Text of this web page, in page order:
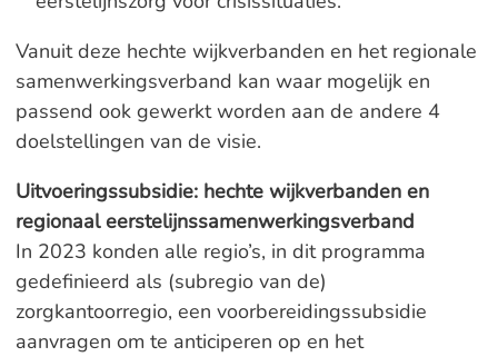
Vanuit deze hechte wijkverbanden en het regionale
samenwerkingsverband kan waar mogelijk en
passend ook gewerkt worden aan de andere 4
doelstellingen van de visie.
Uitvoeringssubsidie: hechte wijkverbanden en
regionaal eerstelijnssamenwerkingsverband
In 2023 konden alle regio’s, in dit programma
gedefinieerd als (subregio van de)
zorgkantoorregio, een voorbereidingssubsidie
aanvragen om te anticiperen op en het